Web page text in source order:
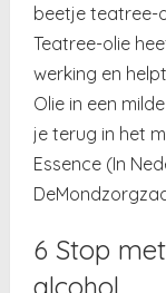
beetje teatree-
Teatree-olie
werking en
Olie in een
je terug in het
Essence (In
6 Stop
alcohol